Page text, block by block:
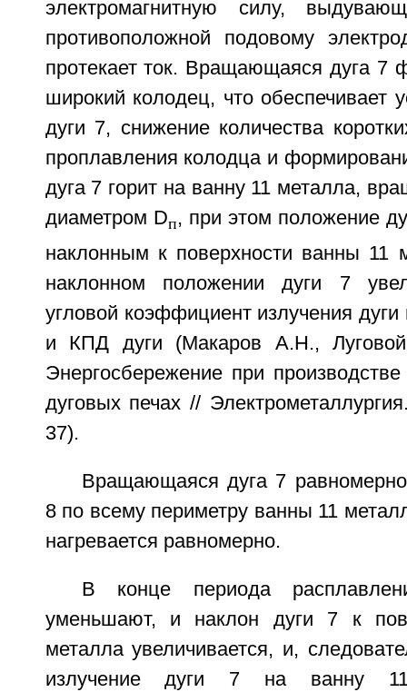
электромагнитную силу,
противоположной подовому
протекает ток. Вращающаяся дуга 7
широкий колодец, что обеспечивает
дуги 7, снижение количества
проплавления колодца и
дуга 7 горит на ванну 11 металла,
диаметром Dп, при этом положение
наклонным к поверхности ванны 11
наклонном положении дуги 7
угловой коэффициент излучения
и КПД дуги (Макаров А.Н.,
Энергосбережение при
дуговых печах //
37).
Вращающаяся дуга 7
8 по всему периметру ванны 11
нагревается равномерно.
В конце периода
уменьшают, и наклон дуги 7 к
металла увеличивается, и,
излучение дуги 7 на ванну